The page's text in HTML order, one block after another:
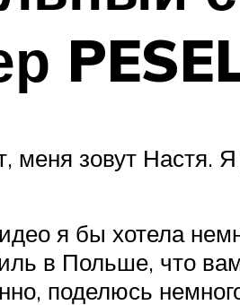
меня зовут Настя.
я бы хотела
в Польше, что
поделюсь